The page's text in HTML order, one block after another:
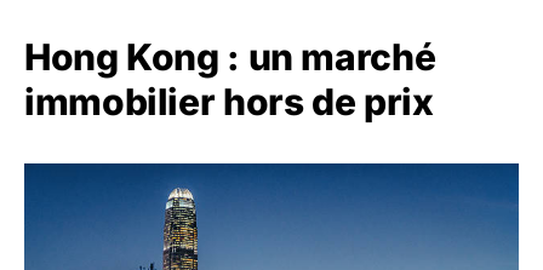
Hong Kong : un marché
immobilier hors de prix